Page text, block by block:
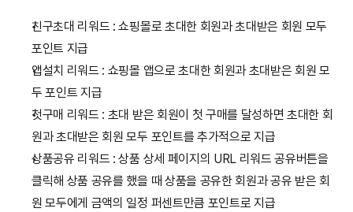
친구초대 리워드 : 쇼핑몰로 초대한 회원과 초대받은 회원 모두
포인트 지급
앱설치 리워드 : 쇼핑몰 앱으로 초대한 회원과 초대받은 회원 모
두 포인트 지급
첫구매 리워드 : 초대 받은 회원이 첫 구매를 달성하면 초대한 회
원과 초대받은 회원 모두 포인트를 추가적으로 지급
상품공유 리워드 : 상품 상세 페이지의 URL 리워드 공유버튼을
클릭해 상품 공유를 했을 때 상품을 공유한 회원과 공유 받은 회
원 모두에게 금액의 일정 퍼센트만큼 포인트로 지급